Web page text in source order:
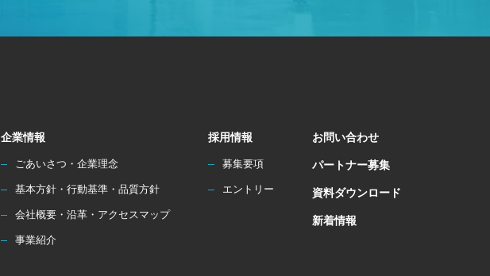
企業情報
ごあいさつ・企業理念
基本方針・行動基準・品質方針
会社概要・沿革・アクセスマップ
事業紹介
採用情報
募集要項
エントリー
お問い合わせ
パートナー募集
資料ダウンロード
新着情報